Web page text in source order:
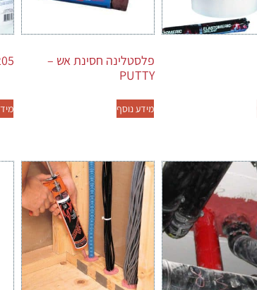
פלסטלינה חסינת אש –
PUTTY
מידע נוסף